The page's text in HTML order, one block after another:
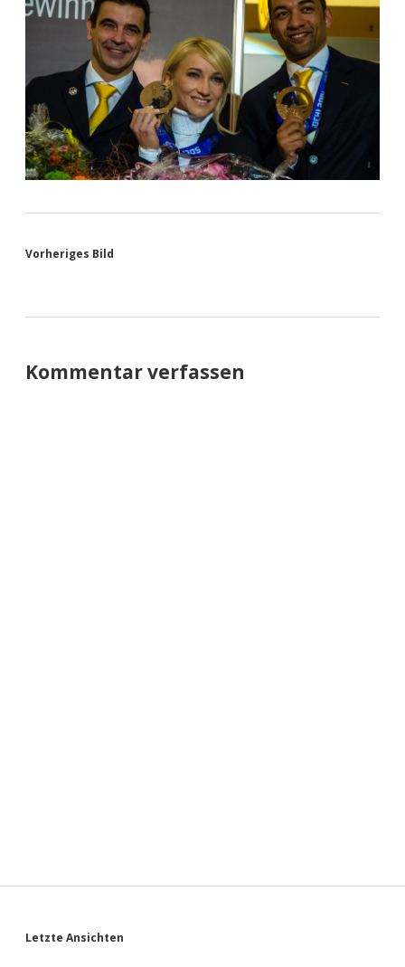
Vorheriges Bild
Kommentar verfassen
Sidebar
Letzte Ansichten